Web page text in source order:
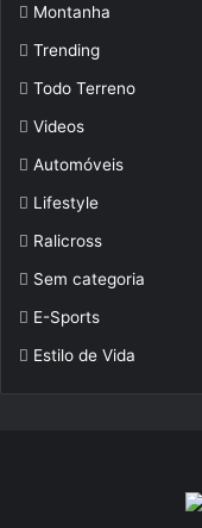
Montanha
Trending
Todo Terreno
Videos
Automóveis
Lifestyle
Ralicross
Sem categoria
E-Sports
Estilo de Vida